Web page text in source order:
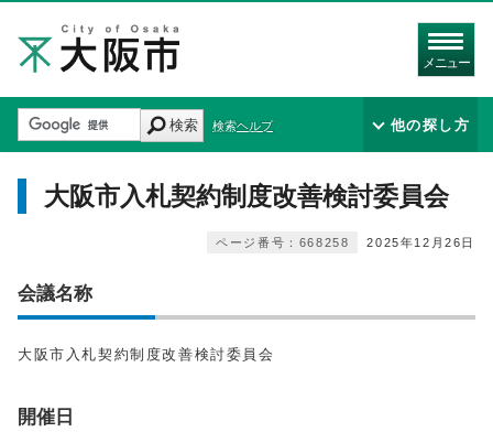
メニュー
検索 検索ヘルプ 他の探し方
大阪市入札契約制度改善検討委員会
2025年12月26日
ページ番号：668258
会議名称
大阪市入札契約制度改善検討委員会
開催日